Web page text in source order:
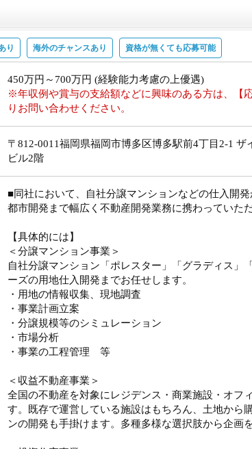
り 海外のチャンスあり 資格が無くても応募可能
450万円～700万円 (経験能力考慮の上優遇)
※年収例や賞与の支給額などに興味のある方は、【
りお問い合わせください。
〒812-0011福岡県福岡市博多区博多駅前4丁目2-1 ザ
ビル2階
■同社において、自社分譲マンションなどの仕入開
都市開発まで幅広く不動産開発業務に携わっていただ
【具体的には】
＜分譲マンション事業＞
自社分譲マンション「ポレスター」「グラディス」
ーズの用地仕入開発までお任せします。
・用地の情報収集、現地調査
・事業計画立案
・分譲規模等のシミュレーション
・市場分析
・事業の工程管理 等
＜収益不動産事業＞
全国の不動産を対象にレジデンス・商業施設・オフ
す。既存で運営している施設はもちろん、土地から
ンの開発も手掛けます。多種多様な選択肢から企画